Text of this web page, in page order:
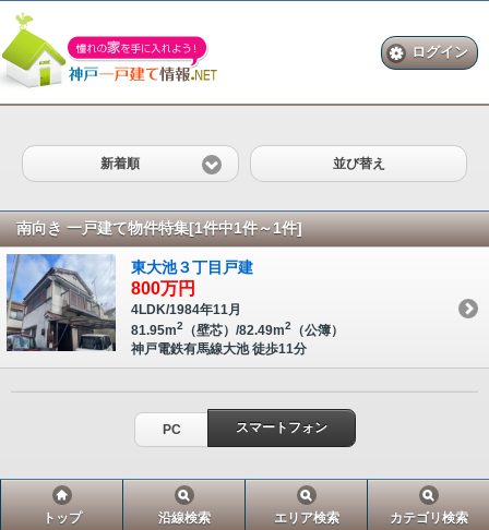
ログイン
新着順 並び替え
南向き 一戸建て物件特集[1件中1件～1件]
東大池３丁目戸建
800万円
4LDK/1984年11月
81.95m2 （壁芯）/82.49m2
（公簿）
神戸電鉄有馬線大池徒歩11分
PC スマートフォン
トップ 沿線検索 エリア検索 カテゴリ検索